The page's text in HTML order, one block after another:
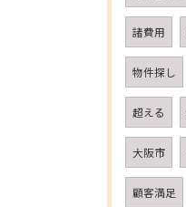
諸費用
物件探し
超える
大阪市
顧客満足